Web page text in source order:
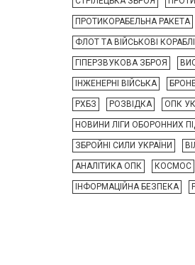
ПРОТИКОРАБЕЛЬНА РАКЕТА
ФЛОТ ТА ВІЙСЬКОВІ КОРАБЛІ
ГІПЕРЗВУКОВА ЗБРОЯ
ІНЖЕНЕРНІ ВІЙСЬКА
РХБЗ РОЗВІДКА ОПК
НОВИНИ ЛІГИ ОБОРОННИХ
ЗБРОЙНІ СИЛИ УКРАЇНИ
АНАЛІТИКА ОПК КОСМОС
ІНФОРМАЦІЙНА БЕЗПЕКА